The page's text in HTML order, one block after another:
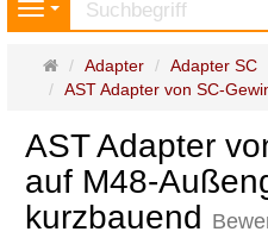
Navigation
Startseite
Adapter
Adapter SC
AST Adapter von SC-
AST Adapter
auf M48-
kurzbauend